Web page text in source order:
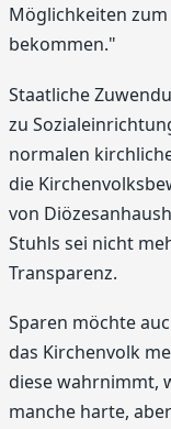
Möglichkeiten
bekommen."
Staatliche
zu
normalen
die
von
Stuhls sei nicht
Transparenz.
Sparen möchte
das Kirchenvolk
diese wahrnimmt,
manche harte,